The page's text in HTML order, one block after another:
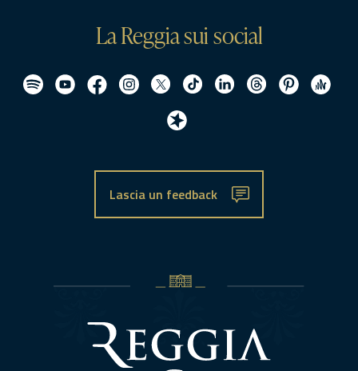
La Reggia sui social
Lascia un feedback